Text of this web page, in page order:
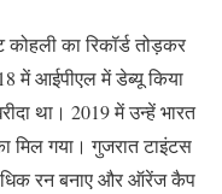
का रिकॉर्ड तोड़कर
में आईपीएल में डेब्यू किया
था। 2019 में उन्हें भारत
मिल गया। गुजरात टाइंटस
रन बनाए और ऑरेंज कैप